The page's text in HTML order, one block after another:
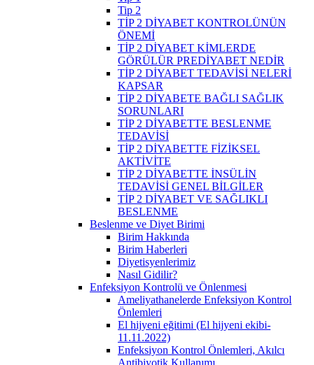
Tip 2
TİP 2 DİYABET KONTROLÜNÜN
ÖNEMİ
TİP 2 DİYABET KİMLERDE
GÖRÜLÜR PREDİYABET NEDİR
TİP 2 DİYABET TEDAVİSİ NELERİ
KAPSAR
TİP 2 DİYABETE BAĞLI SAĞLIK
SORUNLARI
TİP 2 DİYABETTE BESLENME
TEDAVİSİ
TİP 2 DİYABETTE FİZİKSEL
AKTİVİTE
TİP 2 DİYABETTE İNSÜLİN
TEDAVİSİ GENEL BİLGİLER
TİP 2 DİYABET VE SAĞLIKLI
BESLENME
Beslenme ve Diyet Birimi
Birim Hakkında
Birim Haberleri
Diyetisyenlerimiz
Nasıl Gidilir?
Enfeksiyon Kontrolü ve Önlenmesi
Ameliyathanelerde Enfeksiyon Kontrol
Önlemleri
El hijyeni eğitimi (El hijyeni ekibi-
11.11.2022)
Enfeksiyon Kontrol Önlemleri, Akılcı
Antibiyotik Kullanımı